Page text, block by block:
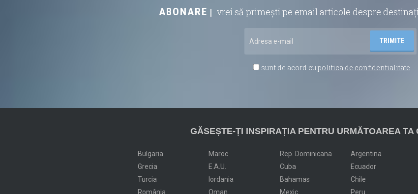
ABONARE vrei să primești pe email articole despre
sunt de acord cupolitica de confidentialitate
GĂSEȘTE-ȚI INSPIRAȚIA PENTRU URMĂTOAREA TA
Bulgaria
Grecia
Turcia
România
Maroc
E.A.U.
Iordania
Oman
Rep. Dominicana
Cuba
Bahamas
Mexic
Argentina
Ecuador
Chile
Peru